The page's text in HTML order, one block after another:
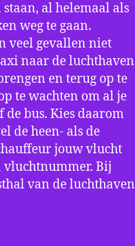
al helemaal als
weg te gaan.
veel gevallen niet
naar de luchthaven
en terug op te
te wachten om al je
de bus. Kies daarom
de heen- als de
jouw vlucht
vluchtnummer. Bij
van de luchthaven